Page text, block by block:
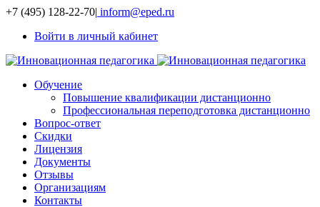
+7 (495) 128-22-70| inform@eped.ru
Войти в личный кабинет
Обучение
Повышение квалификации дистанционно
Профессиональная переподготовка дистанционно
Вопрос-ответ
Скидки
Лицензия
Документы
Отзывы
Организациям
Контакты